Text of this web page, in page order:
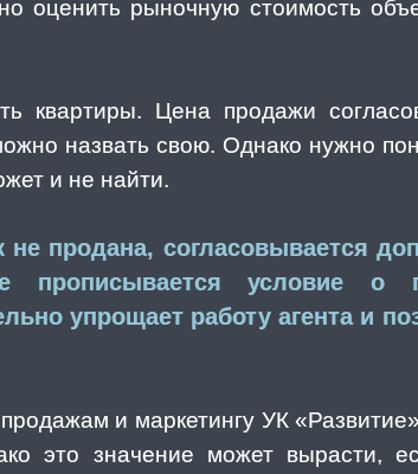
оценить рыночную стоимость
квартиры. Цена продажи
назвать свою. Однако нужно
и не найти.
продана, согласовывается
прописывается условие о
упрощает работу агента и
и маркетингу УК
это значение может вырасти,